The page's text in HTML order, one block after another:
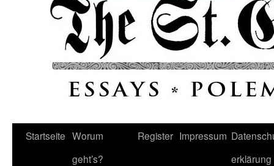
Startseite Worum
geht’s?
Register Impressum
erklärung